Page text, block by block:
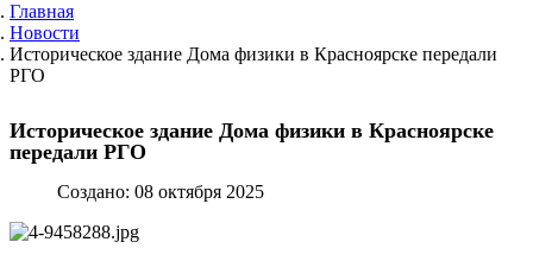
Главная
Новости
Историческое здание Дома физики в Красноярске передали
РГО
Историческое здание Дома физики в Красноярске
передали РГО
Создано: 08 октября 2025